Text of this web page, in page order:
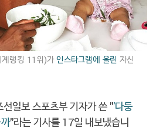
계랭킹 11위)가인스타그램에 올린 자신
일보 스포츠부 기자가 쓴 "'다둥
"라는 기사를 17일 내보냈습니